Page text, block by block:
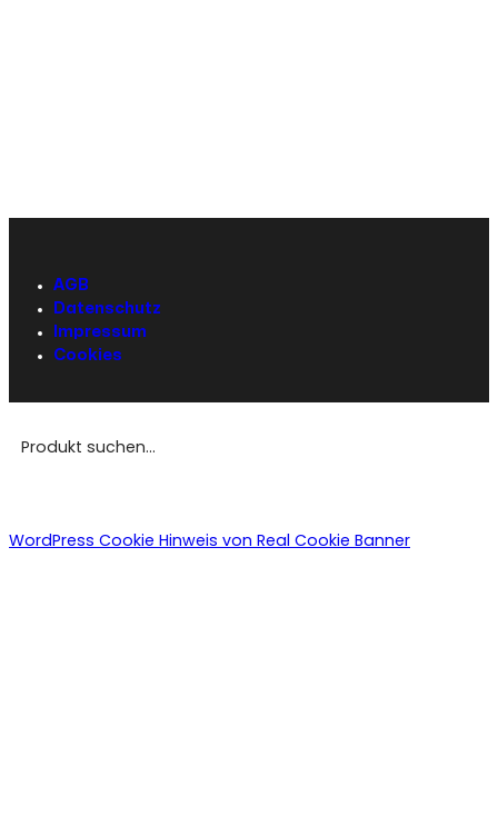
AGB
Datenschutz
Impressum
Cookies
WordPress Cookie Hinweis von Real Cookie Banner